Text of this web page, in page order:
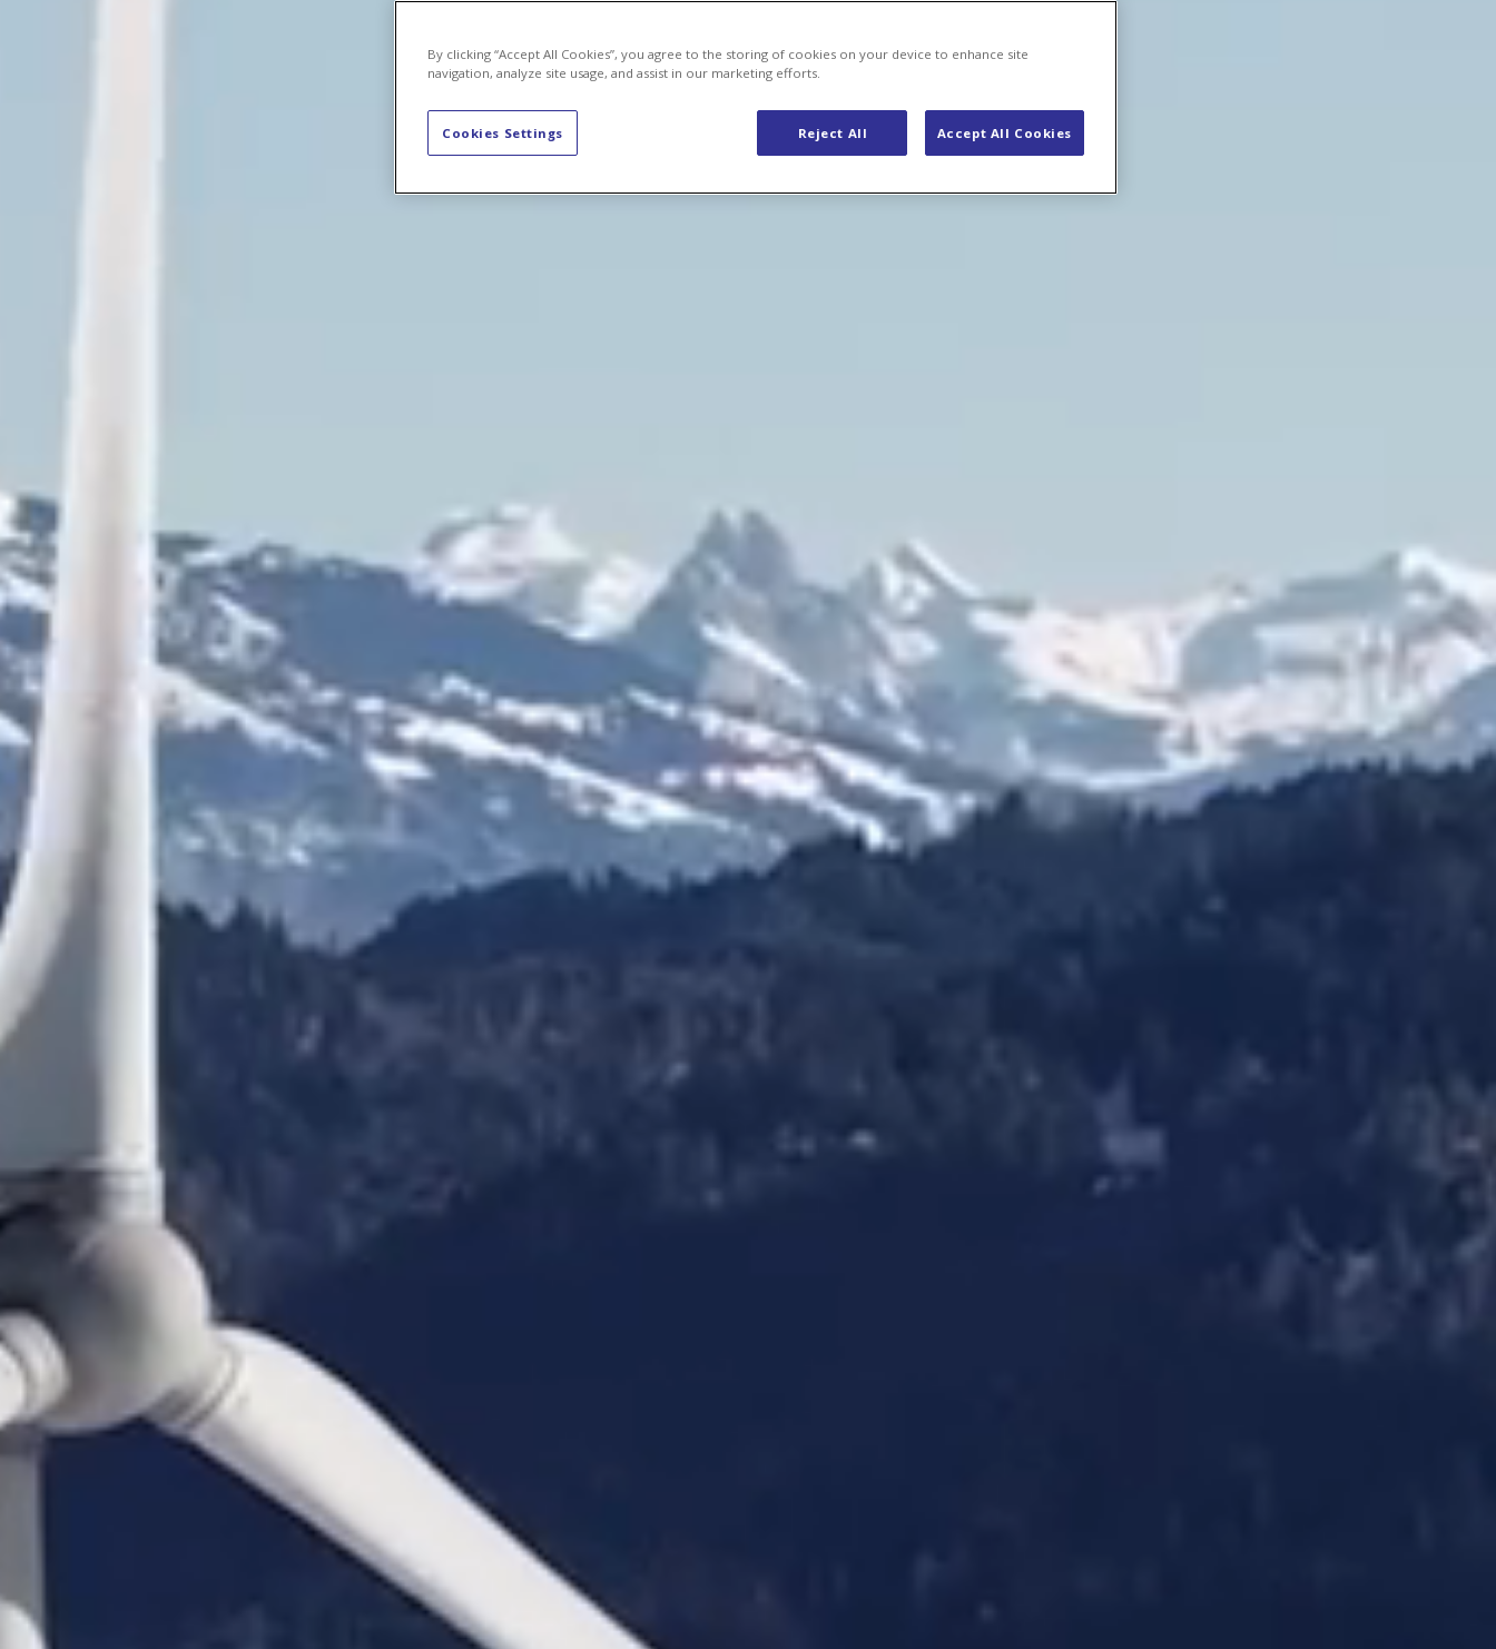
By clicking “Accept All Cookies”, you agree to the storing of cookies on your device to enhance site
navigation, analyze site usage, and assist in our marketing efforts.
Reject All Accept All Cookies
Cookies Settings